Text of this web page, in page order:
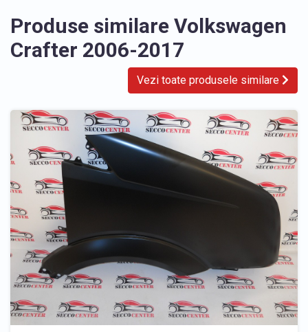
Produse similare Volkswagen
Crafter 2006-2017
Vezi toate produsele similare